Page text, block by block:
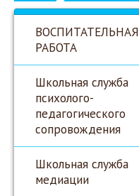
ВОСПИТАТЕЛЬНАЯ
РАБОТА
Школьная служба
психолого-
педагогического
сопровождения
Школьная служба
медиации